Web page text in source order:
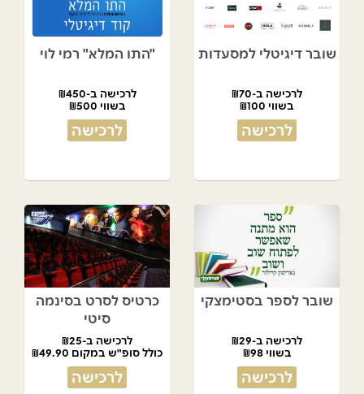
שובר דיגיטלי למסעדות
לרכישה ב-₪70
בשווי ₪100
לרכישה
"התו המלא" רמי לוי
לרכישה ב-₪450
בשווי ₪500
לרכישה
שובר לספר בסטימצקי
לרכישה ב-₪29
בשווי ₪98
לרכישה
כרטיס לסרט בסינמה
סיטי
לרכישה ב-₪25
כולל סופ"ש במקום ₪49.90
לרכישה